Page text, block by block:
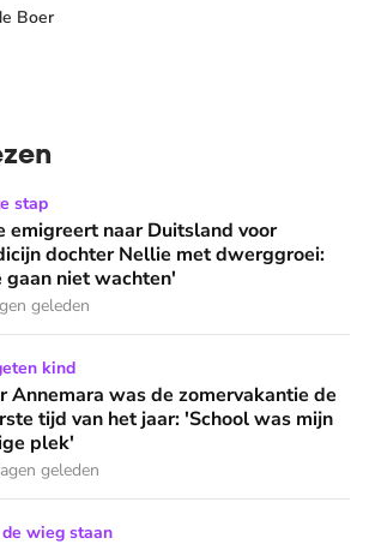
Boer
Duitsland voor medicijn dochter
stap
emigreert naar Duitsland voor
dochter Nellie met dwerggroei:
gaan niet wachten'
geleden
de zomervakantie de naarste tijd van
kind
Annemara was de zomervakantie de
tijd van het jaar: 'School was mijn
plek'
geleden
de kraamzorg redden? 'We hebben
wieg staan